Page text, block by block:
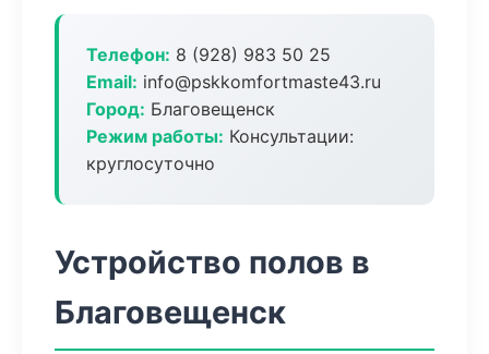
Телефон: 8 (928) 983 50 25
Email: info@pskkomfortmaste43.ru
Город: Благовещенск
Режим работы: Консультации:
круглосуточно
Устройство полов в
Благовещенск